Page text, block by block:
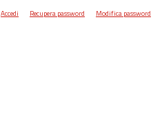
Accedi Recupera password Modifica password